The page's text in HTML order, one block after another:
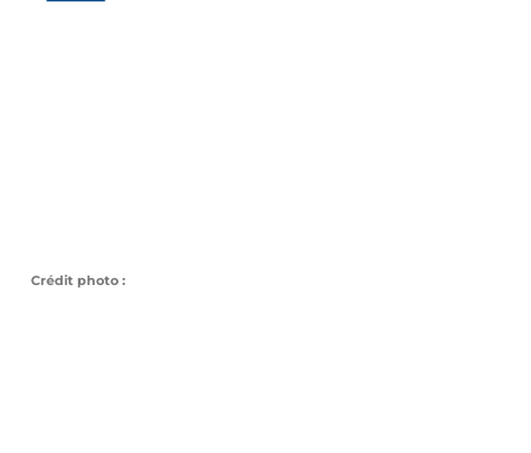
Crédit photo :